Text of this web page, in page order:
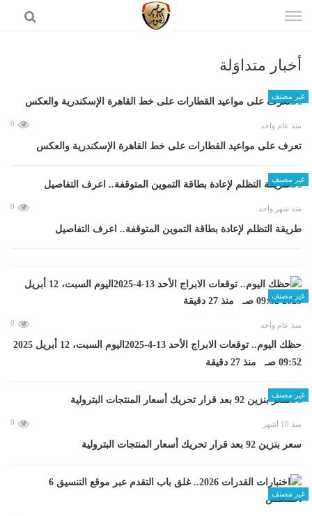
الى
أخبار متداوَلة
غير مصنف
منذ عام واحد 0
تعرف على مواعيد القطارات على خط القاهرة الإسكندرية والعكس
غير مصنف
منذ شهر واحد 0
طريقة التظلم لإعادة بطاقة التموين المتوقفة.. اعرف التفاصيل
غير مصنف
منذ عام واحد 0
حظك اليوم.. توقعات الابراج الأحد 13-4-2025اليوم السبت، 12 أبريل 2025
09:52 صـ منذ 27 دقيقة
غير مصنف
منذ 10 أشهر 0
سعر بنزين 92 بعد قرار تحريك أسعار المنتجات البترولية
غير مصنف